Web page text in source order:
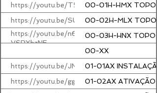
https://youtu.be/T5nRWucy_Bc
00-01H-HMX
https://youtu.be/SU8TauFXp6E
00-02H-MLX
https://youtu.be/n6-
VSRXbzNE
00-03H-HNX
00-XX
https://youtu.be/JNJnq9kztkc
01-01AX
https://youtu.be/ggNRzWtuIeU01-02AX ATIVAÇÃO